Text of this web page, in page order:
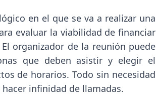
en el que se va a realizar una
evaluar la viabilidad de financiar
organizador de la reunión puede
que deben asistir y elegir el
de horarios. Todo sin necesidad
infinidad de llamadas.